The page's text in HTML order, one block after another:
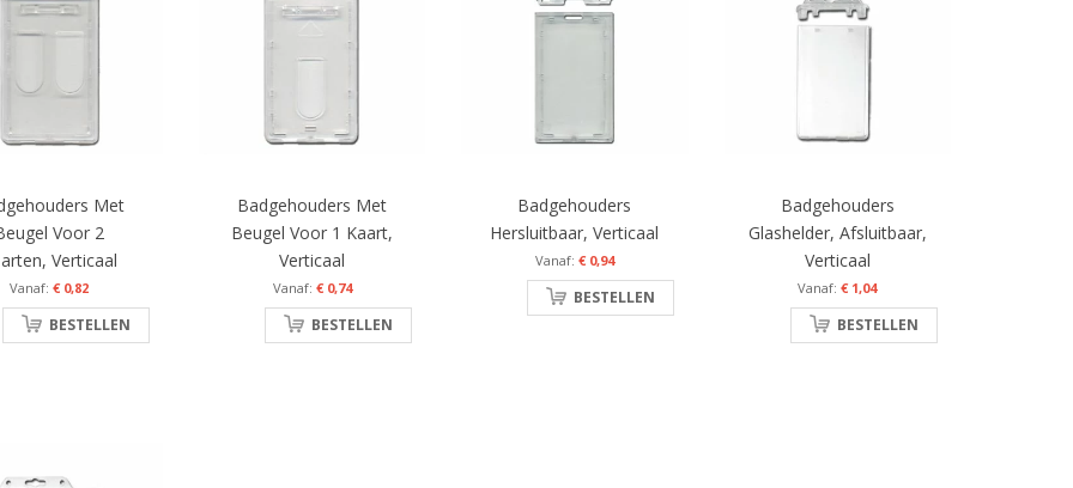
Met
Voor 2
Verticaal
€ 0,82
BESTELLEN
Badgehouders Met
Beugel Voor 1 Kaart,
Verticaal
€ 0,74
BESTELLEN
Badgehouders
Hersluitbaar, Verticaal
€ 0,94
BESTELLEN
Badgehouders
Glashelder, Afsluitbaar,
Verticaal
€ 1,04
BESTELLEN